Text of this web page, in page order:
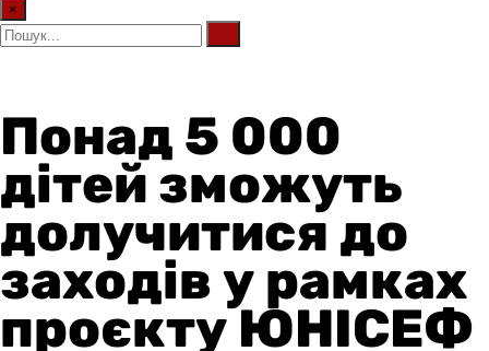
×
Понад 5 000
дітей зможуть
долучитися до
заходів у рамках
проєкту ЮНІСЕФ